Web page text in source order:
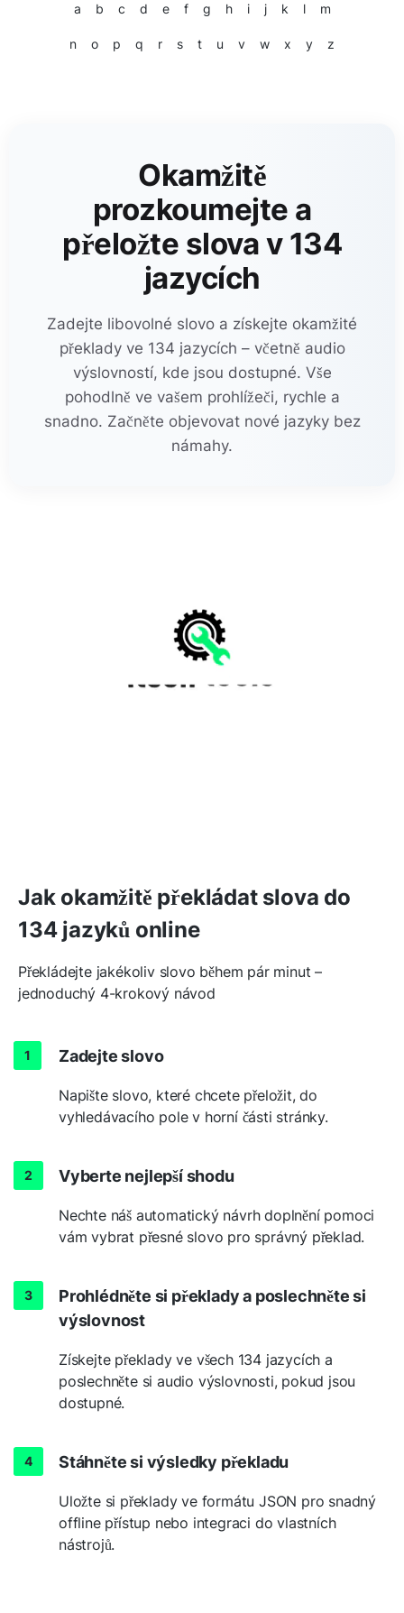
a b c d e f g h i j k l m
n o p q r s t u v w x y z
Okamžitě
prozkoumejte a
přeložte slova v 134
jazycích
Zadejte libovolné slovo a získejte okamžité
překlady ve 134 jazycích – včetně audio
výslovností, kde jsou dostupné. Vše
pohodlně ve vašem prohlížeči, rychle a
snadno. Začněte objevovat nové jazyky bez
námahy.
Jak okamžitě překládat slova do
134 jazyků online
Překládejte jakékoliv slovo během pár minut –
jednoduchý 4-krokový návod
Zadejte slovo
Napište slovo, které chcete přeložit, do
vyhledávacího pole v horní části stránky.
Vyberte nejlepší shodu
Nechte náš automatický návrh doplnění pomoci
vám vybrat přesné slovo pro správný překlad.
Prohlédněte si překlady a poslechněte si
výslovnost
Získejte překlady ve všech 134 jazycích a
poslechněte si audio výslovnosti, pokud jsou
dostupné.
Stáhněte si výsledky překladu
Uložte si překlady ve formátu JSON pro snadný
offline přístup nebo integraci do vlastních
nástrojů.